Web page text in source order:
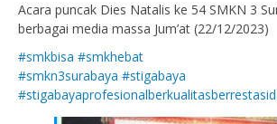
Acara puncak Dies Natalis ke 54 SMKN 3
berbagai media massa Jum’at (22/12/2023)
#smkbisa #smkhebat
#smkn3surabaya #stigabaya